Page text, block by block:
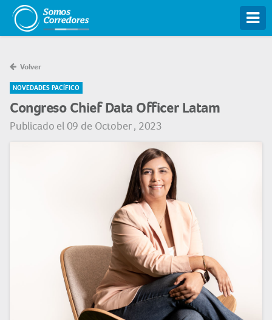
Volver
NOVEDADES PACÍFICO
Congreso Chief Data Officer Latam
Publicado el 09 de October , 2023